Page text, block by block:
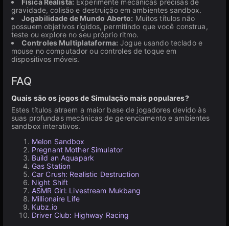
Física Realista: Experimente mecânicas precisas de
gravidade, colisão e destruição em ambientes sandbox.
Jogabilidade de Mundo Aberto: Muitos títulos não
possuem objetivos rígidos, permitindo que você construa,
teste ou explore no seu próprio ritmo.
Controles Multiplataforma: Jogue usando teclado e
mouse no computador ou controles de toque em
dispositivos móveis.
FAQ
Quais são os jogos de Simulação mais populares?
Estes títulos atraem a maior base de jogadores devido às
suas profundas mecânicas de gerenciamento e ambientes
sandbox interativos.
Melon Sandbox
Pregnant Mother Simulator
Build an Aquapark
Gas Station
Car Crush: Realistic Destruction
Night Shift
ASMR Girl: Livestream Mukbang
Millionaire Life
Kubz.io
Driver Club: Highway Racing